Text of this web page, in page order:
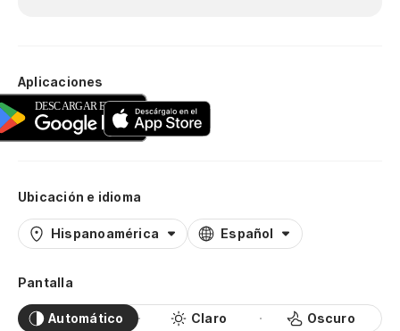
Aplicaciones
Ubicación e idioma
Hispanoamérica Español
Pantalla
Automático Claro Oscuro